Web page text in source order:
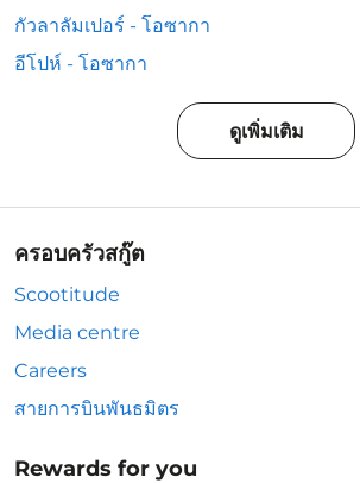
กัวลาลัมเปอร์ - โอซากา
อีโปห์ - โอซากา
ดูเพิ่มเติม
ครอบครัวสกู๊ต
Scootitude
Media centre
Careers
สายการบินพันธมิตร
Rewards for you